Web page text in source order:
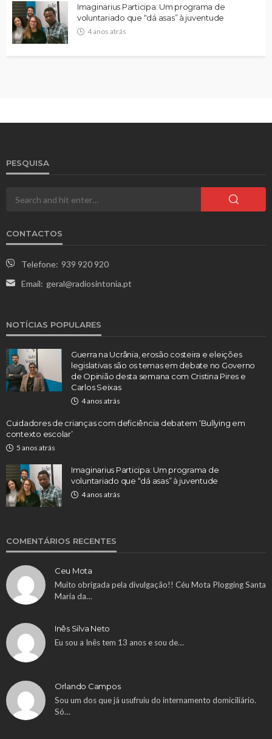
Imaginarius Participa: Um programa de
voluntariado que “dá asas” à juventude
4 anos atrás
PESQUISA
CONTACTOS
Telefone: 939 920 920
Email: geral@radiosintonia.pt
NOTÍCIAS POPULARES
Guerra na Ucrânia, erosão costeira e eleições
legislativas são os temas em debate no Governo
de Opinião desta semana com Cristina Pires e
Carlos Seixas
4 anos atrás
Cuidadores de crianças com deficiência debatem ‘Bullying em
contexto escolar’
5 anos atrás
Imaginarius Participa: Um programa de
voluntariado que “dá asas” à juventude
4 anos atrás
COMENTÁRIOS RECENTES
Ceu Mota
Muito obrigada pela divulgação!! Céu Mota Plogging Santa
Maria da…
Inês Silva Neto
Eu sou a Inês tem 13 anos e sou de…
Orlando Campos
Sou um dos que já usufruiu do internamento domiciliário.
Só…